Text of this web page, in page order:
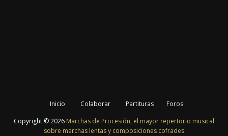
Inicio Colaborar Partituras
Foros
Copyright ©2026 Marchas de Procesión, el mayor repertorio musical
sobre marchas lentas y composiciones cofrades